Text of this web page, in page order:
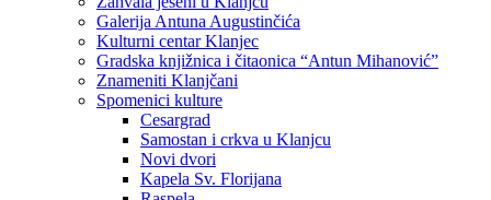
Galerija Antuna Augustinčića
Kulturni centar Klanjec
Gradska knjižnica i čitaonica “Antun Mihanović”
Znameniti Klanjčani
Spomenici kulture
Cesargrad
Samostan i crkva u Klanjcu
Novi dvori
Kapela Sv. Florijana